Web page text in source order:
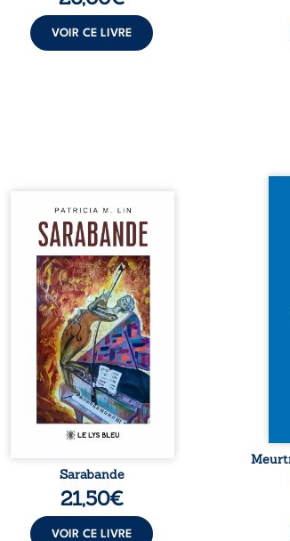
VOIR CE LIVRE
Aux chants crépitants de l’été,
Sous le silence ouaté de la
neige en hiver, Au cours de
nuits pâles, Dans la clarté
bienveillante de la lune, Rêves,
pensées, révoltes et espoirs…
Des mots s’assemblent, colorés,
rebelles aux règles de la
poésie, mais chantant en
rythme. Ils forment une
sarabande, passionnée souvent,
Sarabande
21,50€
VOIR CE LIVRE
Et
les